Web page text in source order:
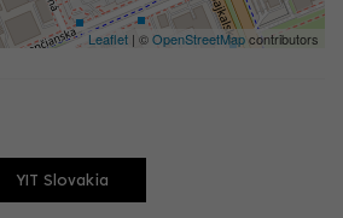
Leaflet | ©OpenStreetMapcontributors
YIT Slovakia